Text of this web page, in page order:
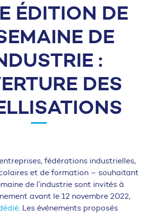
ÉDITION DE
DE
:
DES
fédérations industrielles,
et de formation – souhaitant
de l’industrie sont invités à
avant le 12 novembre 2022,
. Les événements proposés